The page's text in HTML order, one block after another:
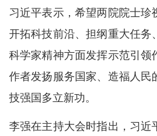
习近平表示，希望两院院士珍
开拓科技前沿、担纲重大任务
科学家精神方面发挥示范引领
作者发扬服务国家、造福人民
技强国多立新功。
李强在主持大会时指出，习近